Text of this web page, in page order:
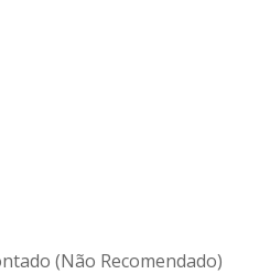
(Não Recomendado)